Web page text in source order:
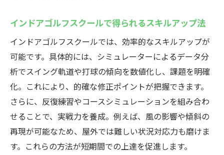
インドアゴルフで得られる客観的なスイン
短期間で変化を実感できる練習プランの魅
力
初心者も安心のサポート体制が上達を後押
し
初心者も安心！スズヨンゴルフクラブの利用ガ
イド
インドアゴルフスクール初利用でも安心の
インドアゴルフスクールで得られるスキルアップ法
インドアゴルフスクールでは、効率的なスキルアップが
可能です。具体的には、シミュレーターによるデータ分
析でスイング軌道や打球の傾向を数値化し、課題を明確
化。これにより、的確な修正ポイントが把握できます。
さらに、反復練習やコースシミュレーションを組み合わ
せることで、実戦力を養成。例えば、風の影響や傾斜の
再現が可能なため、屋外では難しい状況対応力も磨けま
す。これらの方法が短期間での上達を促進します。